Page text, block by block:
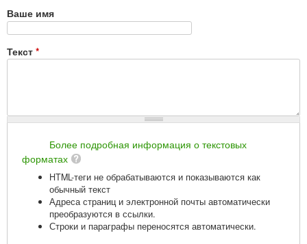
Ваше имя
Текст *
Более подробная информация о текстовых
форматах
HTML-теги не обрабатываются и показываются как
обычный текст
Адреса страниц и электронной почты автоматически
преобразуются в ссылки.
Строки и параграфы переносятся автоматически.